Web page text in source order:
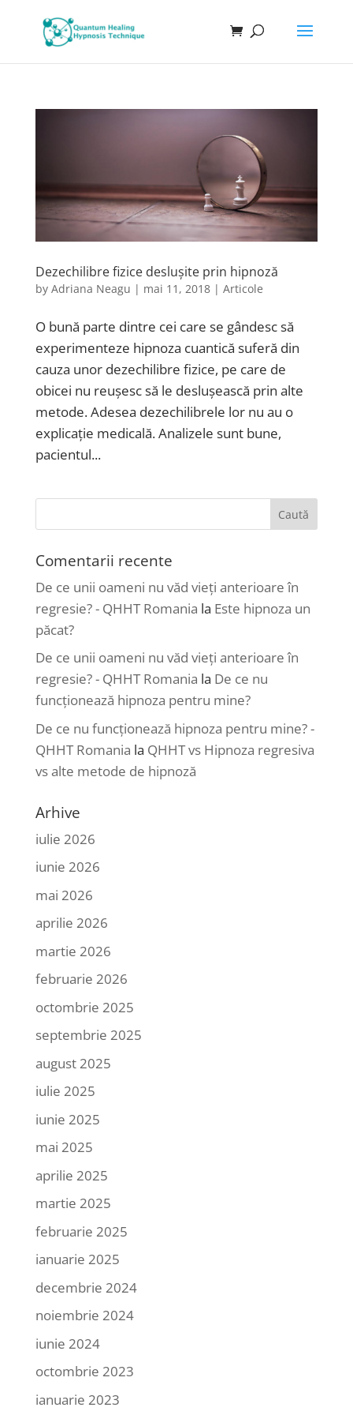
Dezechilibre fizice deslușite prin hipnoză
by Adriana Neagu | mai 11, 2018| Articole
O bună parte dintre cei care se gândesc să
experimenteze hipnoza cuantică suferă din
cauza unor dezechilibre fizice, pe care de
obicei nu reușesc să le deslușească prin alte
metode. Adesea dezechilibrele lor nu au o
explicație medicală. Analizele sunt bune,
pacientul...
Comentarii recente
De ce unii oameni nu văd vieți anterioare în
regresie? - QHHT Romania la Este hipnoza un
păcat?
De ce unii oameni nu văd vieți anterioare în
regresie? - QHHT Romania la De ce nu
funcționează hipnoza pentru mine?
De ce nu funcționează hipnoza pentru mine? -
QHHT Romania la QHHT vs Hipnoza regresiva
vs alte metode de hipnoză
Arhive
iulie 2026
iunie 2026
mai 2026
aprilie 2026
martie 2026
februarie 2026
octombrie 2025
septembrie 2025
august 2025
iulie 2025
iunie 2025
mai 2025
aprilie 2025
martie 2025
februarie 2025
ianuarie 2025
decembrie 2024
noiembrie 2024
iunie 2024
octombrie 2023
ianuarie 2023